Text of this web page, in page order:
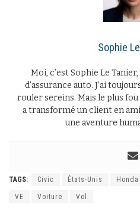
Sophie
Moi, c’est Sophie Le
d’assurance auto. J’ai
rouler sereins. Mais le plus
a transformé un client en
une aventure
TAGS: Civic États-Unis Honda
VE Voiture Vol